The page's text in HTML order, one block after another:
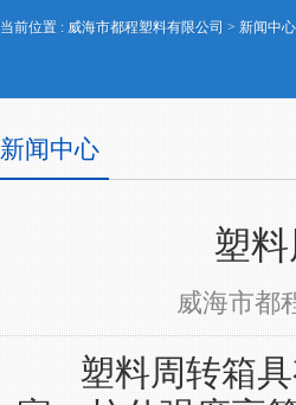
当前位置 : 威海市都程塑料有限公司 > 新闻中
新闻中心
塑
威海市都
塑料周转箱